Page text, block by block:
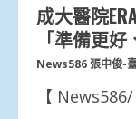
成大醫院
「準備更
News586 張中俊-
【